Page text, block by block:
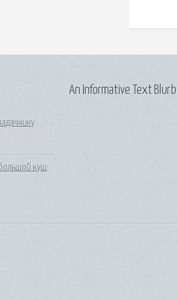
куш
An Informative Text Blurb